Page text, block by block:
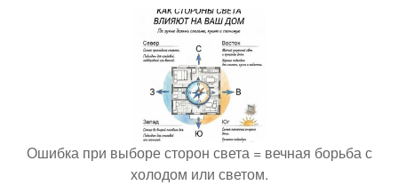
Ошибка при выборе сторон света = вечная борьба с
холодом или светом.